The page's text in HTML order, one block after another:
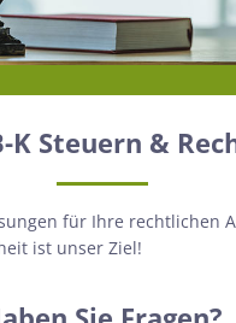
K Steuern &
für Ihre rechtlichen
ist unser Ziel!